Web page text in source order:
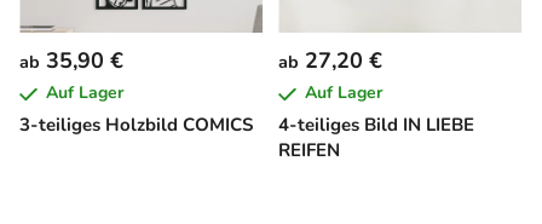
3-teiliges Holzbild COMICS
ab 35,90 €
Auf Lager
4-teiliges Bild IN LIEBE
REIFEN
ab 27,20 €
Auf Lager